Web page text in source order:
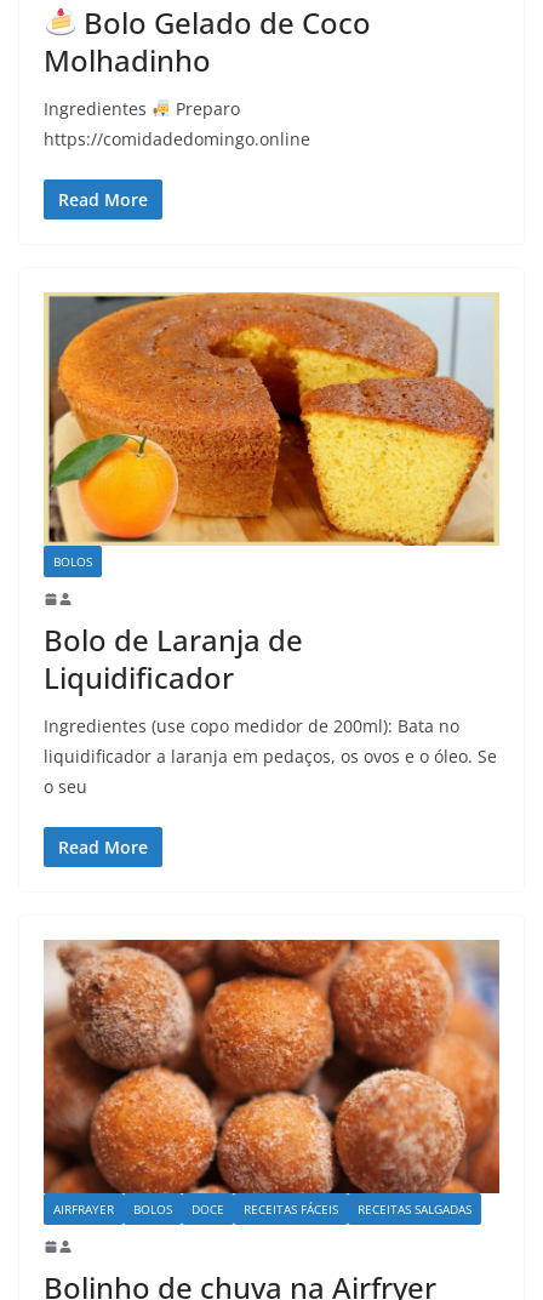
Bolo Gelado de Coco
Molhadinho
Ingredientes
Preparo
https://comidadedomingo.online
Read More
BOLOS
Bolo de Laranja de
Liquidificador
Ingredientes (use copo medidor de 200ml): Bata no
liquidificador a laranja em pedaços, os ovos e o óleo. Se
o seu
Read More
AIRFRAYER BOLOS DOCE RECEITAS FÁCEIS RECEITAS SALGADAS
Bolinho de chuva na Airfryer